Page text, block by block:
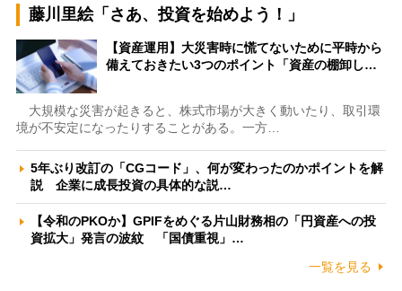
藤川里絵「さあ、投資を始めよう！」
【資産運用】大災害時に慌てないために平時から
備えておきたい3つのポイント「資産の棚卸し…
大規模な災害が起きると、株式市場が大きく動いたり、取引環
境が不安定になったりすることがある。一方…
5年ぶり改訂の「CGコード」、何が変わったのかポイントを解
説 企業に成長投資の具体的な説…
【令和のPKOか】GPIFをめぐる片山財務相の「円資産への投
資拡大」発言の波紋 「国債重視」…
一覧を見る